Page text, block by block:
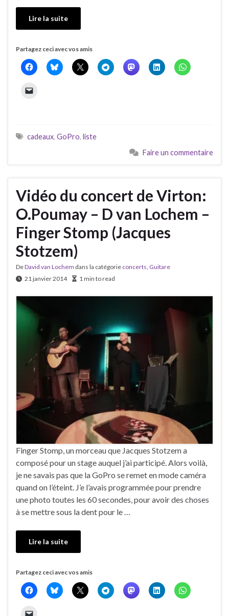
Lire la suite
Partagez ceci avec vos amis
cadeaux, GoPro, liste
Faire un commentaire
Vidéo du concert de Virton:
O.Poumay – D van Lochem –
Finger Stomp (Jacques
Stotzem)
DeDavid van Lochem dans la catégorie concerts Guitare
21 janvier 2014
1 min to read
Finger Stomp, un morceau que Jacques Stotzem a
composé pour un stage auquel j’ai participé. Alors voilà,
je ne savais pas que la GoPro se remet en mode caméra
quand on l’éteint. J’e l’avais programmée pour prendre
une photo toutes les 60 secondes, pour avoir des choses
à se mettre sous la dent pour le …
Lire la suite
Partagez ceci avec vos amis